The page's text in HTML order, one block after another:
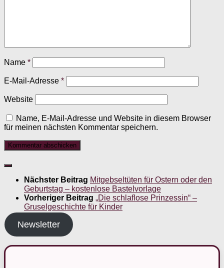
Name *
E-Mail-Adresse *
Website
Name, E-Mail-Adresse und Website in diesem Browser
für meinen nächsten Kommentar speichern.
Nächster Beitrag Mitgebseltüten für Ostern oder den
Geburtstag – kostenlose Bastelvorlage
Vorheriger Beitrag „Die schlaflose Prinzessin“ –
Gruselgeschichte für Kinder
Newsletter